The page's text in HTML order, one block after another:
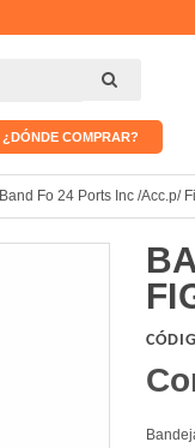
¿DÓNDE COMPRAR?
Band Fo 24 Ports Inc /Acc.p/